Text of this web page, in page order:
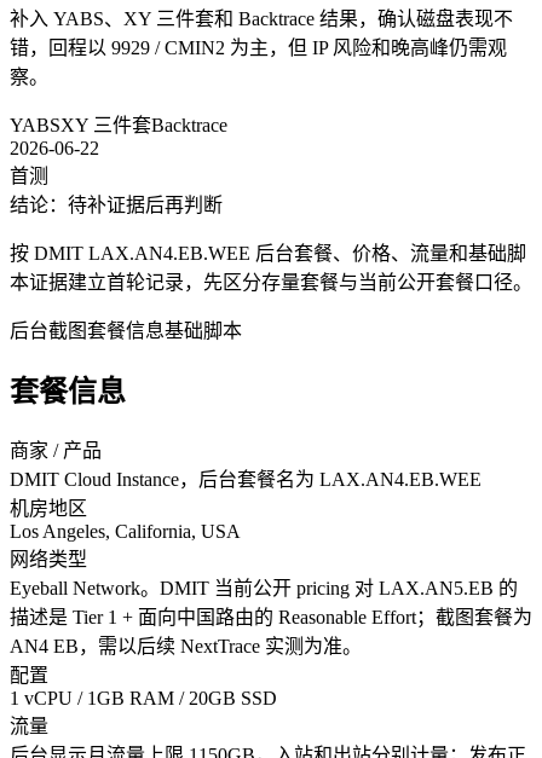
补入 YABS、XY 三件套和 Backtrace 结果，确认磁盘表现不
错，回程以 9929 / CMIN2 为主，但 IP 风险和晚高峰仍需观
察。
YABSXY 三件套Backtrace
2026-06-22
首测
结论：待补证据后再判断
按 DMIT LAX.AN4.EB.WEE 后台套餐、价格、流量和基础脚
本证据建立首轮记录，先区分存量套餐与当前公开套餐口径。
后台截图套餐信息基础脚本
套餐信息
商家 / 产品
DMIT Cloud Instance，后台套餐名为 LAX.AN4.EB.WEE
机房地区
Los Angeles, California, USA
网络类型
Eyeball Network。DMIT 当前公开 pricing 对 LAX.AN5.EB 的
描述是 Tier 1 + 面向中国路由的 Reasonable Effort；截图套餐为
AN4 EB，需以后续 NextTrace 实测为准。
配置
1 vCPU / 1GB RAM / 20GB SSD
流量